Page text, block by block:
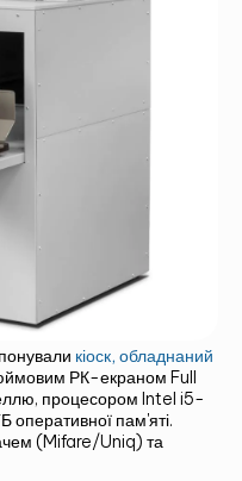
ДІЗНАЙТЕСЯ
кіоск, обладнаний
РК-екраном Full
процесором Intel i5-
оперативної пам'яті.
(Mifare/Uniq) та